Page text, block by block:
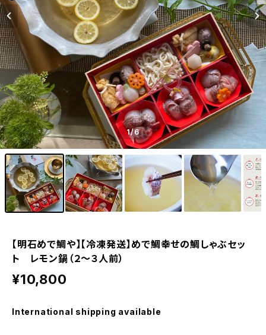
1/6
【明石めで鯛や】【冷凍発送】めで鯛幸せの鯛しゃぶセッ
ト レモン鍋（２〜３人前）
¥10,800
International shipping available